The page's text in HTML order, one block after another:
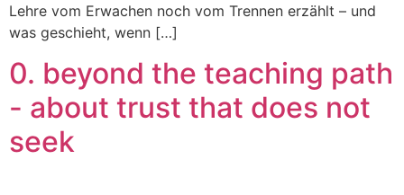
Lehre vom Erwachen noch vom Trennen erzählt – und
was geschieht, wenn […]
0. beyond the teaching path
- about trust that does not
seek